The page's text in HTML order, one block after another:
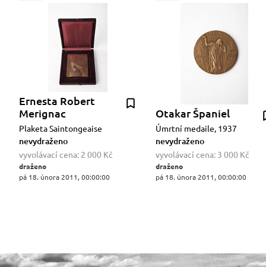
Ernesta Robert
Merignac
Plaketa Saintongeaise
nevydraženo
vyvolávací cena: 2 000 Kč
draženo
pá 18. února 2011, 00:00:00
Otakar Španiel
Úmrtní medaile, 1937
nevydraženo
vyvolávací cena: 3 000 Kč
draženo
pá 18. února 2011, 00:00:00